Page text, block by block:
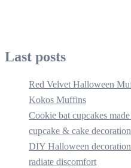
Last posts
Red Velvet Halloween
Kokos Muffins
Cookie bat cupcakes
cupcake & cake
DIY Halloween
radiate discomfort